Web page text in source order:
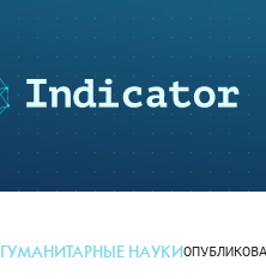
ГУМАНИТАРНЫЕ НАУКИ